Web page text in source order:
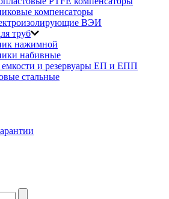
компенсаторы
ВЭИ
труб
нажимной
набивные
и резервуары ЕП и ЕПП
стальные